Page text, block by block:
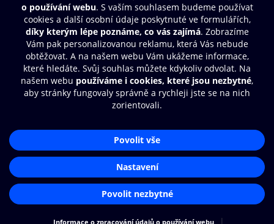
Moje O2 Knihovna
Další zábava
© O2 Czech Republic a.s.
Přístupnost
Zásady zpracování osobních údajů
Nastavení cookies
Aplikace O2 Knihovna
Čti a poslouchej své e-knihy a
audioknihy rychleji a pohodlněji.